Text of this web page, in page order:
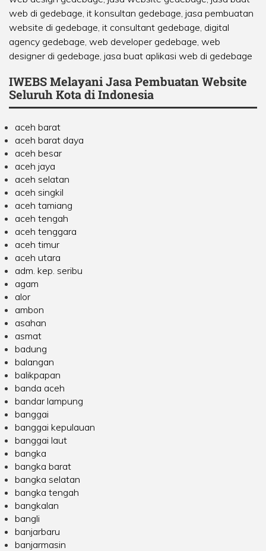
web di gedebage, it konsultan gedebage, jasa pembuatan
website di gedebage, it consultant gedebage, digital
agency gedebage, web developer gedebage, web
designer di gedebage, jasa buat aplikasi web di gedebage
IWEBS Melayani Jasa Pembuatan Website
Seluruh Kota di Indonesia
aceh barat
aceh barat daya
aceh besar
aceh jaya
aceh selatan
aceh singkil
aceh tamiang
aceh tengah
aceh tenggara
aceh timur
aceh utara
adm. kep. seribu
agam
alor
ambon
asahan
asmat
badung
balangan
balikpapan
banda aceh
bandar lampung
banggai
banggai kepulauan
banggai laut
bangka
bangka barat
bangka selatan
bangka tengah
bangkalan
bangli
banjarbaru
banjarmasin